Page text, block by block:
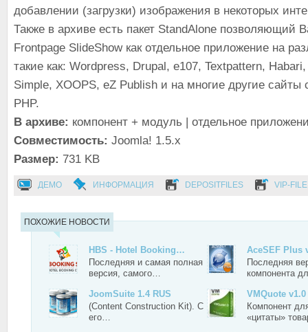
добавлении (загрузки) изображения в некоторых
Также в архиве есть пакет StandAlone позволяющий
Frontpage SlideShow как отдельное приложение на
такие как: Wordpress, Drupal, e107, Textpattern,
Simple, XOOPS, eZ Publish и на многие другие сайты
PHP.
В архиве: компонент + модуль | отдельное
Совместимость: Joomla! 1.5.x
Размер: 731 KB
ДЕМО ИНФОРМАЦИЯ DEPOSITFILES VIP-FILE
ПОХОЖИЕ НОВОСТИ
HBS - Hotel Booking…
Последняя и самая полная
версия, самого…
AceSEF Plus
Последняя
компонента
JoomSuite 1.4 RUS
(Content Construction Kit). С
его…
VMQuote v1.0
Компонент
«цитаты»